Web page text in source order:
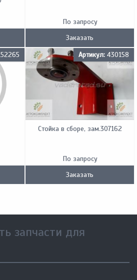
По запросу
Заказать
Артикул: 430158
Стойка в сборе, зам.307162
По запросу
Заказать
запчасти для